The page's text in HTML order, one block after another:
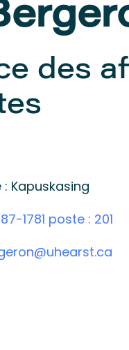
des
Kapuskasing
1781 poste : 201